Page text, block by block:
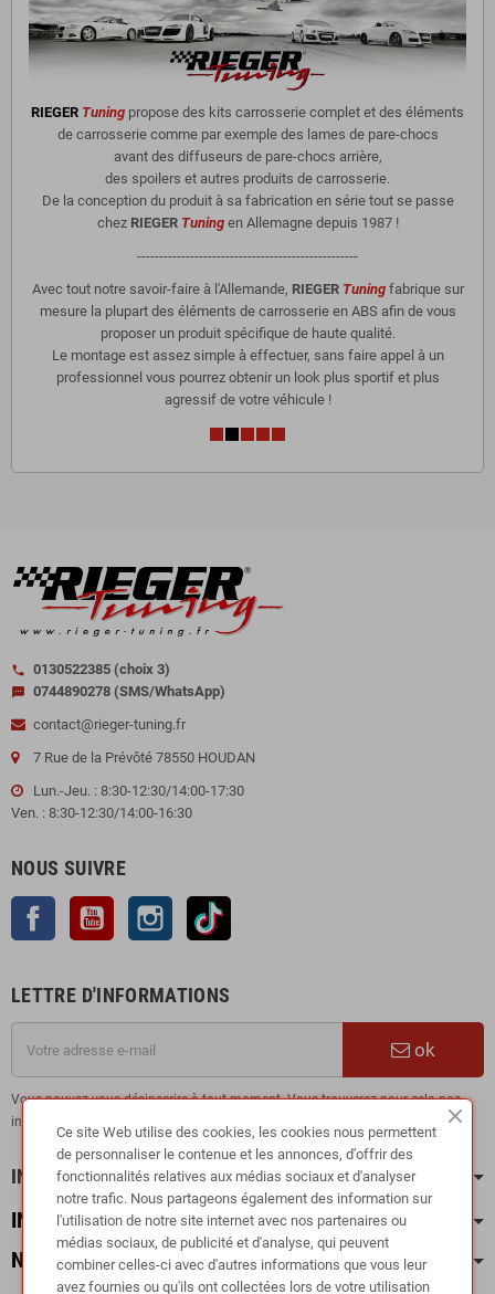
RIEGER Tuning propose des kits carrosserie complet et des éléments
de carrosserie comme par exemple des lames de pare-chocs
avant des diffuseurs de pare-chocs arrière,
des spoilers et autres produits de carrosserie.
De la conception du produit à sa fabrication en série tout se passe
chez RIEGER Tuningen Allemagne depuis 1987 !
--------------------------------------------------
Avec tout notre savoir-faire à l'Allemande, RIEGER Tuning fabrique sur
mesure la plupart des éléments de carrosserie en ABS afin de vous
proposer un produit spécifique de haute qualité.
Le montage est assez simple à effectuer, sans faire appel à un
professionnel vous pourrez obtenir un look plus sportif et plus
agressif de votre véhicule !
call 0130522385 (choix 3)
sms
0744890278 (SMS/WhatsApp)
contact@rieger-tuning.fr
7 Rue de la Prévôté 78550 HOUDAN
Lun.-Jeu. : 8:30-12:30/14:00-17:30
Ven. : 8:30-12:30/14:00-16:30
NOUS SUIVRE
Facebook YouTube Instagram
LETTRE D'INFORMATIONS
ok
Vous pouvez vous désinscrire à tout moment. Vous trouverez pour cela nos
informations de contact dans les conditions d'utilisation du site.
INFORMATION
INFOS PRATIQUES
NOS CATÉGORIES
Ce site Web utilise des cookies, les cookies nous permettent
de personnaliser le contenue et les annonces, d’offrir des
fonctionnalités relatives aux médias sociaux et d'analyser
notre trafic. Nous partageons également des information sur
l'utilisation de notre site internet avec nos partenaires ou
médias sociaux, de publicité et d'analyse, qui peuvent
combiner celles-ci avec d'autres informations que vous leur
avez fournies ou qu'ils ont collectées lors de votre utilisation